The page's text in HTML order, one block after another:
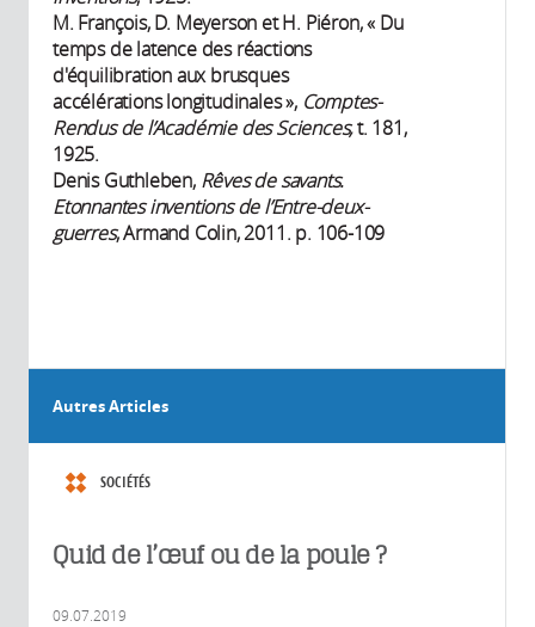
M. François, D. Meyerson et H. Piéron, « Du
temps de latence des réactions
d'équilibration aux brusques
accélérations longitudinales », Comptes-
Rendus de l’Académie des Sciences,t. 181,
1925.
Denis Guthleben, Rêves de savants.
Etonnantes inventions de l’Entre-deux-
guerres, Armand Colin, 2011. p. 106-109
Autres Articles
SOCIÉTÉS
Quid de l’œuf ou de la poule ?
09.07.2019